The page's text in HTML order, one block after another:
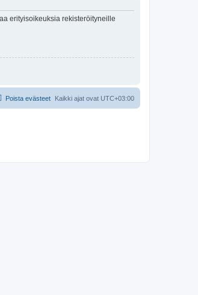
erityisoikeuksia rekisteröityneille
Kaikki ajat ovat UTC+03:00
Poista evästeet